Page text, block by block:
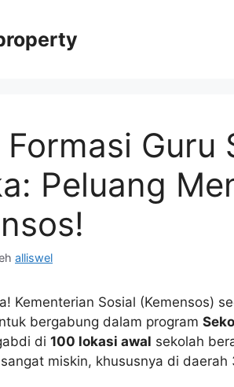
Formasi Guru
Peluang
alliswel
Kementerian Sosial (Kemensos)
bergabung dalam program
di 100 lokasi awal sekolah
miskin, khususnya di